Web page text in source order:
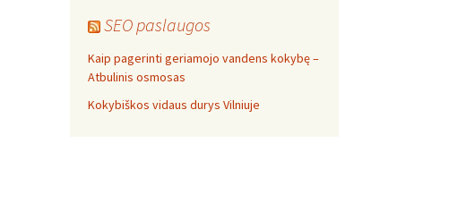
SEO paslaugos
Kaip pagerinti geriamojo vandens kokybę –
Atbulinis osmosas
Kokybiškos vidaus durys Vilniuje